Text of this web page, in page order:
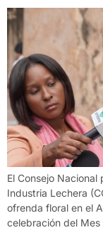
El Consejo Nacional
Industria Lechera
ofrenda floral en el
celebración del